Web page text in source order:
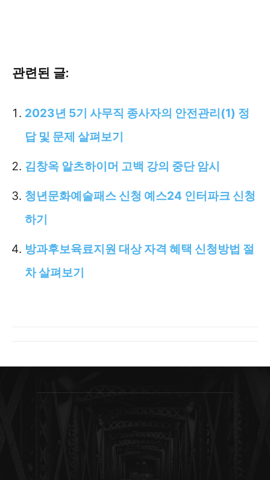
관련된 글:
2023년 5기 사무직 종사자의 안전관리(1) 정
답 및 문제 살펴보기
김창옥 알츠하이머 고백 강의 중단 암시
청년문화예술패스 신청 예스24 인터파크 신청
하기
방과후보육료지원 대상 자격 혜택 신청방법 절
차 살펴보기